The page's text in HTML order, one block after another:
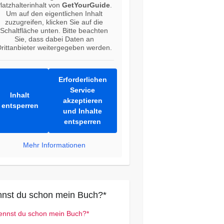
vonGetYourGuide
Um auf den eigentlichen Inhalt
zuzugreifen, klicken Sie auf die
Schaltfläche unten. Bitte beachten
Sie, dass dabei Daten an
weitergegeben werden.
Inhalt
entsperren
Erforderlichen
Service
akzeptieren
und Inhalte
entsperren
Mehr Informationen
du schon mein Buch?*